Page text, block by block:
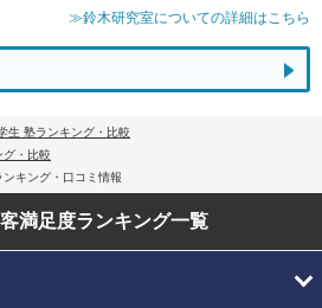
≫鈴木研究室についての詳細はこちら
生 塾ランキング・比較
グ・比較
キング・口コミ情報
満足度ランキング一覧